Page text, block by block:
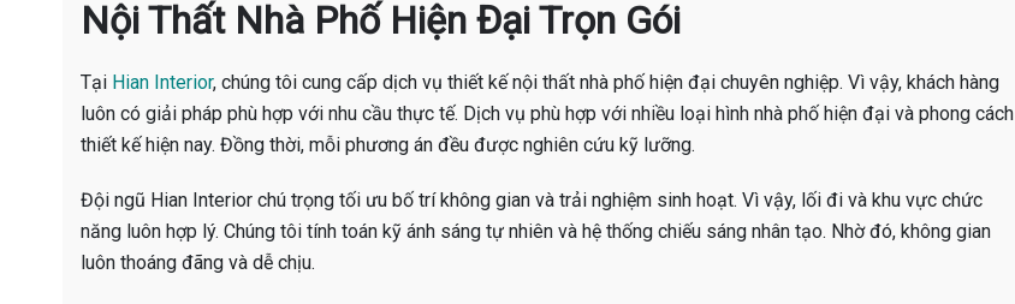
Nội Thất Nhà Phố Hiện Đại Trọn Gói
Tại Hian Interior, chúng tôi cung cấp dịch vụ thiết kế nội thất nhà phố hiện đại chuyên nghiệp. Vì vậy, khách hàng
luôn có giải pháp phù hợp với nhu cầu thực tế. Dịch vụ phù hợp với nhiều loại hình nhà phố hiện đại và phong cách
thiết kế hiện nay. Đồng thời, mỗi phương án đều được nghiên cứu kỹ lưỡng.
Đội ngũ Hian Interior chú trọng tối ưu bố trí không gian và trải nghiệm sinh hoạt. Vì vậy, lối đi và khu vực chức
năng luôn hợp lý. Chúng tôi tính toán kỹ ánh sáng tự nhiên và hệ thống chiếu sáng nhân tạo. Nhờ đó, không gian
luôn thoáng đãng và dễ chịu.